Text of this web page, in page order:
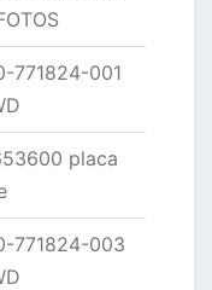
771824-001
placa
771824-003